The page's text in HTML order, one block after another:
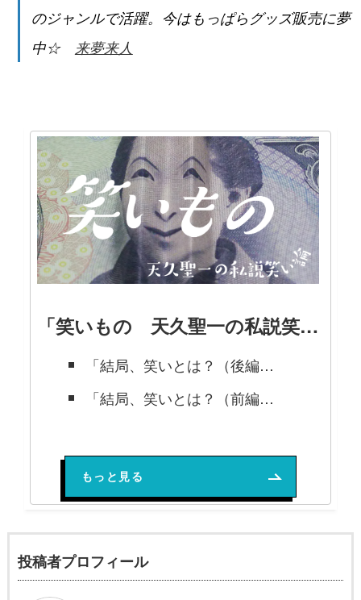
のジャンルで活躍。今はもっぱらグッズ販売に夢
中☆ 来夢来人
「笑いもの 天久聖一の私説笑い論」の記事
「結局、笑いとは？（後編）」天久聖一の笑いについてのノンフィクション【笑いもの 天久聖一の私説笑い論】最終回
「結局、笑いとは？（前編）」天久聖一の笑いについてのノンフィクション【笑いもの 天久聖一の私説笑い論】第22回
もっと見る
投稿者プロフィール